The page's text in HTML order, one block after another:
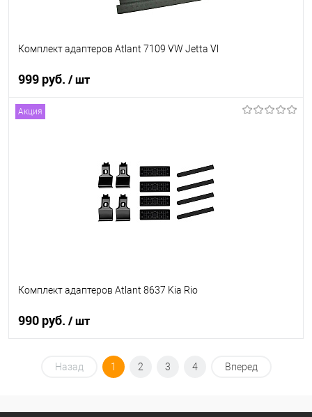
Комплект адаптеров Atlant 7109 VW Jetta Vl
999 руб. / шт
Акция
Комплект адаптеров Atlant 8637 Kia Rio
990 руб. / шт
В корзину
Назад 1 2 3 4 Вперед